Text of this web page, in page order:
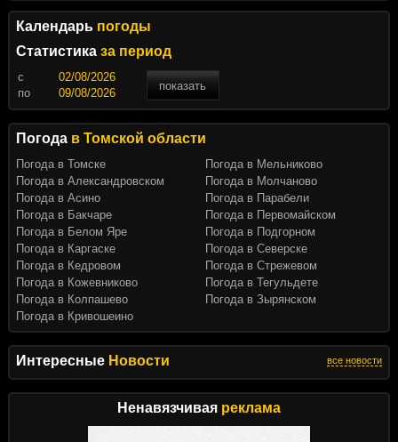
Интересные Новости все новости
Ненавязчивая реклама
Календарь погоды
Статистика за период
c
показать
по
Погода в Томской области
Погода в Томске
Погода в Александровском
Погода в Асино
Погода в Бакчаре
Погода в Белом Яре
Погода в Каргаске
Погода в Кедровом
Погода в Кожевниково
Погода в Колпашево
Погода в Кривошеино
Погода в Мельниково
Погода в Молчаново
Погода в Парабели
Погода в Первомайском
Погода в Подгорном
Погода в Северске
Погода в Стрежевом
Погода в Тегульдете
Погода в Зырянском